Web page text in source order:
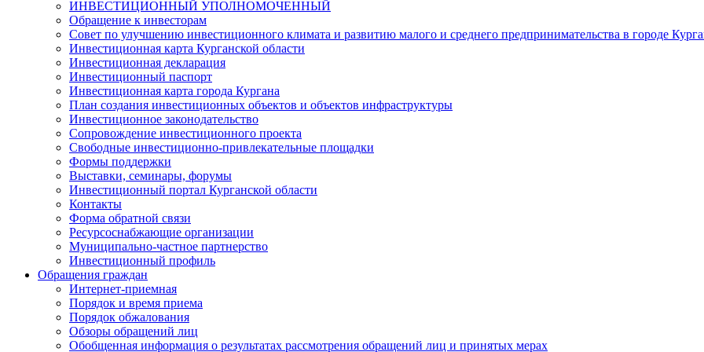
ИНВЕСТИЦИОННЫЙ УПОЛНОМОЧЕННЫЙ
Обращение к инвесторам
Совет по улучшению инвестиционного климата и развитию малого и среднего предпринимательства в городе
Инвестиционная карта Курганской области
Инвестиционная декларация
Инвестиционный паспорт
Инвестиционная карта города Кургана
План создания инвестиционных объектов и объектов инфраструктуры
Инвестиционное законодательство
Сопровождение инвестиционного проекта
Свободные инвестиционно-привлекательные площадки
Формы поддержки
Выставки, семинары, форумы
Инвестиционный портал Курганской области
Контакты
Форма обратной связи
Ресурсоснабжающие организации
Муниципально-частное партнерство
Инвестиционный профиль
Обращения граждан
Интернет-приемная
Порядок и время приема
Порядок обжалования
Обзоры обращений лиц
Обобщенная информация о результатах рассмотрения обращений лиц и принятых мерах